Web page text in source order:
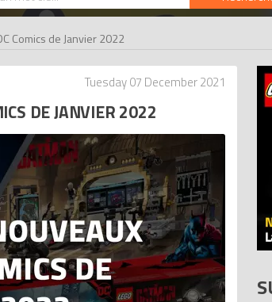
Comics de Janvier 2022
Tuesday 07 December 2021
DE JANVIER 2022